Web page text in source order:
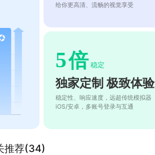
给你更高清、流畅的视觉享受
5倍 稳定
独家定制 极致体验
稳定性、响应速度，远超传统模拟器
iOS/安卓，多账号登录与互通
推荐(34)